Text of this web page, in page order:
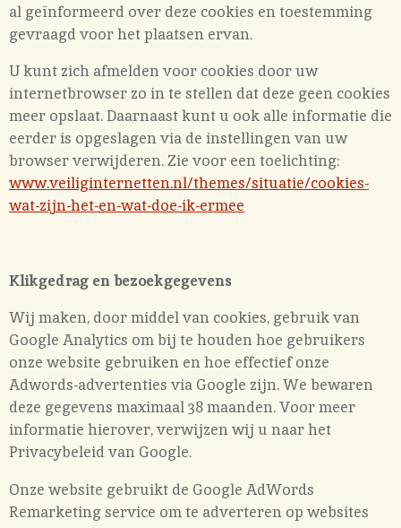
al geïnformeerd over deze cookies en toestemming
gevraagd voor het plaatsen ervan.
U kunt zich afmelden voor cookies door uw
internetbrowser zo in te stellen dat deze geen cookies
meer opslaat. Daarnaast kunt u ook alle informatie die
eerder is opgeslagen via de instellingen van uw
browser verwijderen. Zie voor een toelichting:
www.veiliginternetten.nl/themes/situatie/cookies-
wat-zijn-het-en-wat-doe-ik-ermee
Klikgedrag en bezoekgegevens
Wij maken, door middel van cookies, gebruik van
Google Analytics om bij te houden hoe gebruikers
onze website gebruiken en hoe effectief onze
Adwords-advertenties via Google zijn. We bewaren
deze gegevens maximaal 38 maanden. Voor meer
informatie hierover, verwijzen wij u naar het
Privacybeleid van Google.
Onze website gebruikt de Google AdWords
Remarketing service om te adverteren op websites